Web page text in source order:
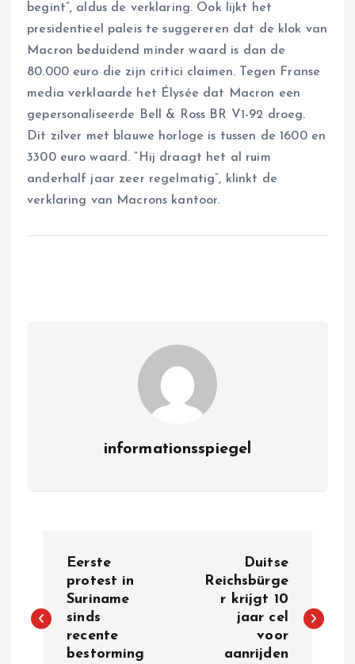
begint”, aldus de verklaring. Ook lijkt het
presidentieel paleis te suggereren dat de klok van
Macron beduidend minder waard is dan de
80.000 euro die zijn critici claimen. Tegen Franse
media verklaarde het Élysée dat Macron een
gepersonaliseerde Bell & Ross BR V1-92 droeg.
Dit zilver met blauwe horloge is tussen de 1600 en
3300 euro waard. “Hij draagt het al ruim
anderhalf jaar zeer regelmatig”, klinkt de
verklaring van Macrons kantoor.
informationsspiegel
s
Eerste
protest in
Suriname
sinds
recente
bestorming
Duitse
Reichsbürge
r krijgt 10
jaar cel
voor
aanrijden